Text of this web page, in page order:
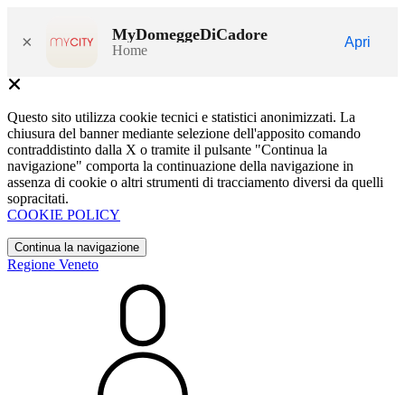
× MyDomeggeDiCadore
Home
Apri
Questo sito utilizza cookie tecnici e statistici anonimizzati. La
chiusura del banner mediante selezione dell'apposito comando
contraddistinto dalla X o tramite il pulsante "Continua la
navigazione" comporta la continuazione della navigazione in
assenza di cookie o altri strumenti di tracciamento diversi da quelli
sopracitati.
COOKIE POLICY
Continua la navigazione
Regione Veneto